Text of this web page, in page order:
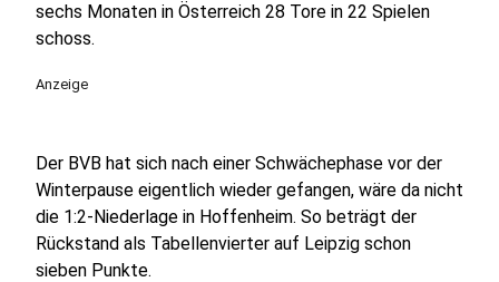
sechs Monaten in Österreich 28 Tore in 22 Spielen
schoss.
Anzeige
Der BVB hat sich nach einer Schwächephase vor der
Winterpause eigentlich wieder gefangen, wäre da nicht
die 1:2-Niederlage in Hoffenheim. So beträgt der
Rückstand als Tabellenvierter auf Leipzig schon
sieben Punkte.